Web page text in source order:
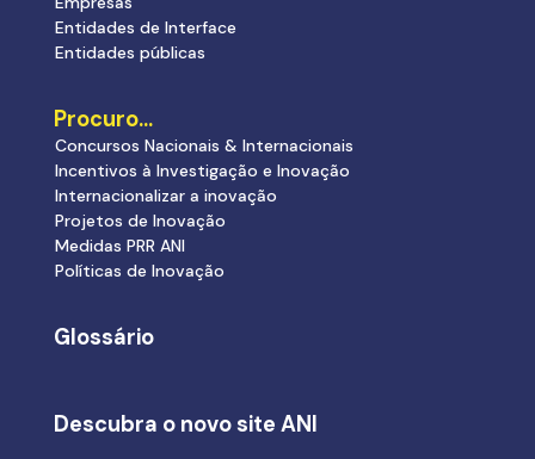
Entidades de Interface
Entidades públicas
Procuro…
Concursos Nacionais & Internacionais
Incentivos à Investigação e Inovação
Internacionalizar a inovação
Projetos de Inovação
Medidas PRR ANI
Políticas de Inovação
Glossário
Descubra o novo site ANI